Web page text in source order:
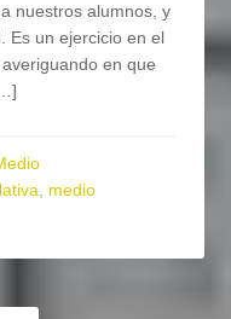
nuestros alumnos, y
Es un ejercicio en el
en que
, medio